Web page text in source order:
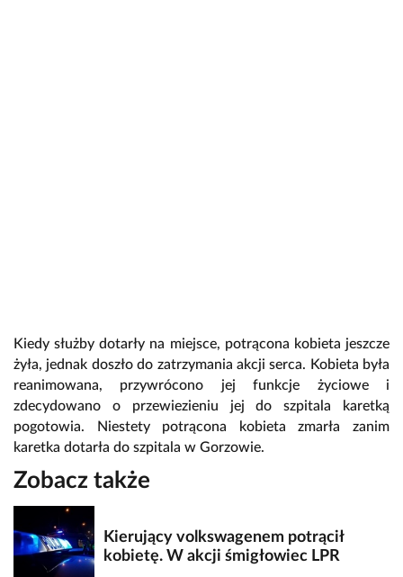
Kiedy służby dotarły na miejsce, potrącona kobieta jeszcze
żyła, jednak doszło do zatrzymania akcji serca. Kobieta była
reanimowana, przywrócono jej funkcje życiowe i
zdecydowano o przewiezieniu jej do szpitala karetką
pogotowia. Niestety potrącona kobieta zmarła zanim
karetka dotarła do szpitala w Gorzowie.
Zobacz także
Kierujący volkswagenem potrącił
kobietę. W akcji śmigłowiec LPR